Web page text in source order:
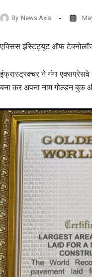
By News Axis
एक्सिस इंस्टिट्यूट ऑफ
इंफ्रास्ट्रक्चर ने गंगा
बना कर अपना नाम गोल्डन बुक